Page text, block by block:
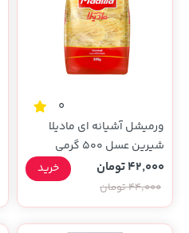
0
ورمیشل آشیانه ای مادیلا
شیرین عسل 500 گرمی
42,000 تومان
44,000 تومان
خرید